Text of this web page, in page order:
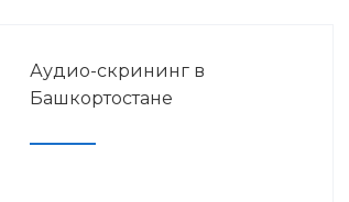
Аудио-скрининг в
Башкортостане